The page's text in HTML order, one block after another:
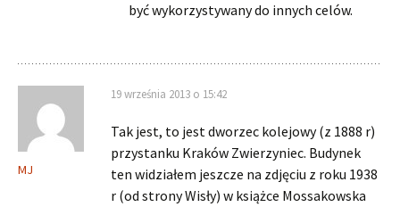
być wykorzystywany do innych celów.
MJ
19 września 2013 o 15:42
Tak jest, to jest dworzec kolejowy (z 1888 r)
przystanku Kraków Zwierzyniec. Budynek
ten widziałem jeszcze na zdjęciu z roku 1938
r (od strony Wisły) w książce Mossakowska